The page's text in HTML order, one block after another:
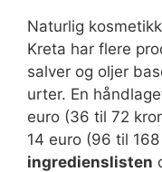
Naturlig
Kreta har flere
salver og oljer
urter. En
euro (36 til 72
14 euro (96 til
ingredienslisten